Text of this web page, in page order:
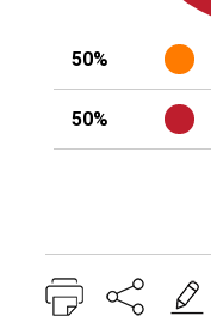
50%
50%